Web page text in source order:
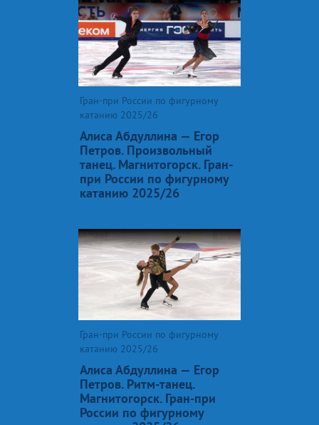
Гран-при России по фигурному
катанию 2025/26
Алиса Абдуллина — Егор
Петров. Произвольный
танец. Магнитогорск. Гран-
при России по фигурному
катанию 2025/26
Гран-при России по фигурному
катанию 2025/26
Алиса Абдуллина — Егор
Петров. Ритм-танец.
Магнитогорск. Гран-при
России по фигурному